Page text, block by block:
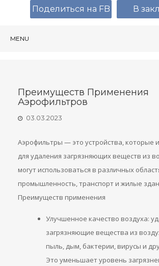
MENU
Преимуществ Применения
Аэрофильтров
03.03.2023
Аэрофильтры — это устройства, которые
для удаления загрязняющих веществ из
могут использоваться в различных
промышленность, транспорт и жилые
Преимуществ применения
Улучшенное качество воздуха:
загрязняющие вещества из
пыль, дым, бактерии, вирусы и
Это уменьшает уровень
Поделиться на FB В